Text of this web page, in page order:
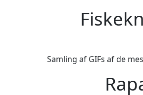
Samling af GIFs af de